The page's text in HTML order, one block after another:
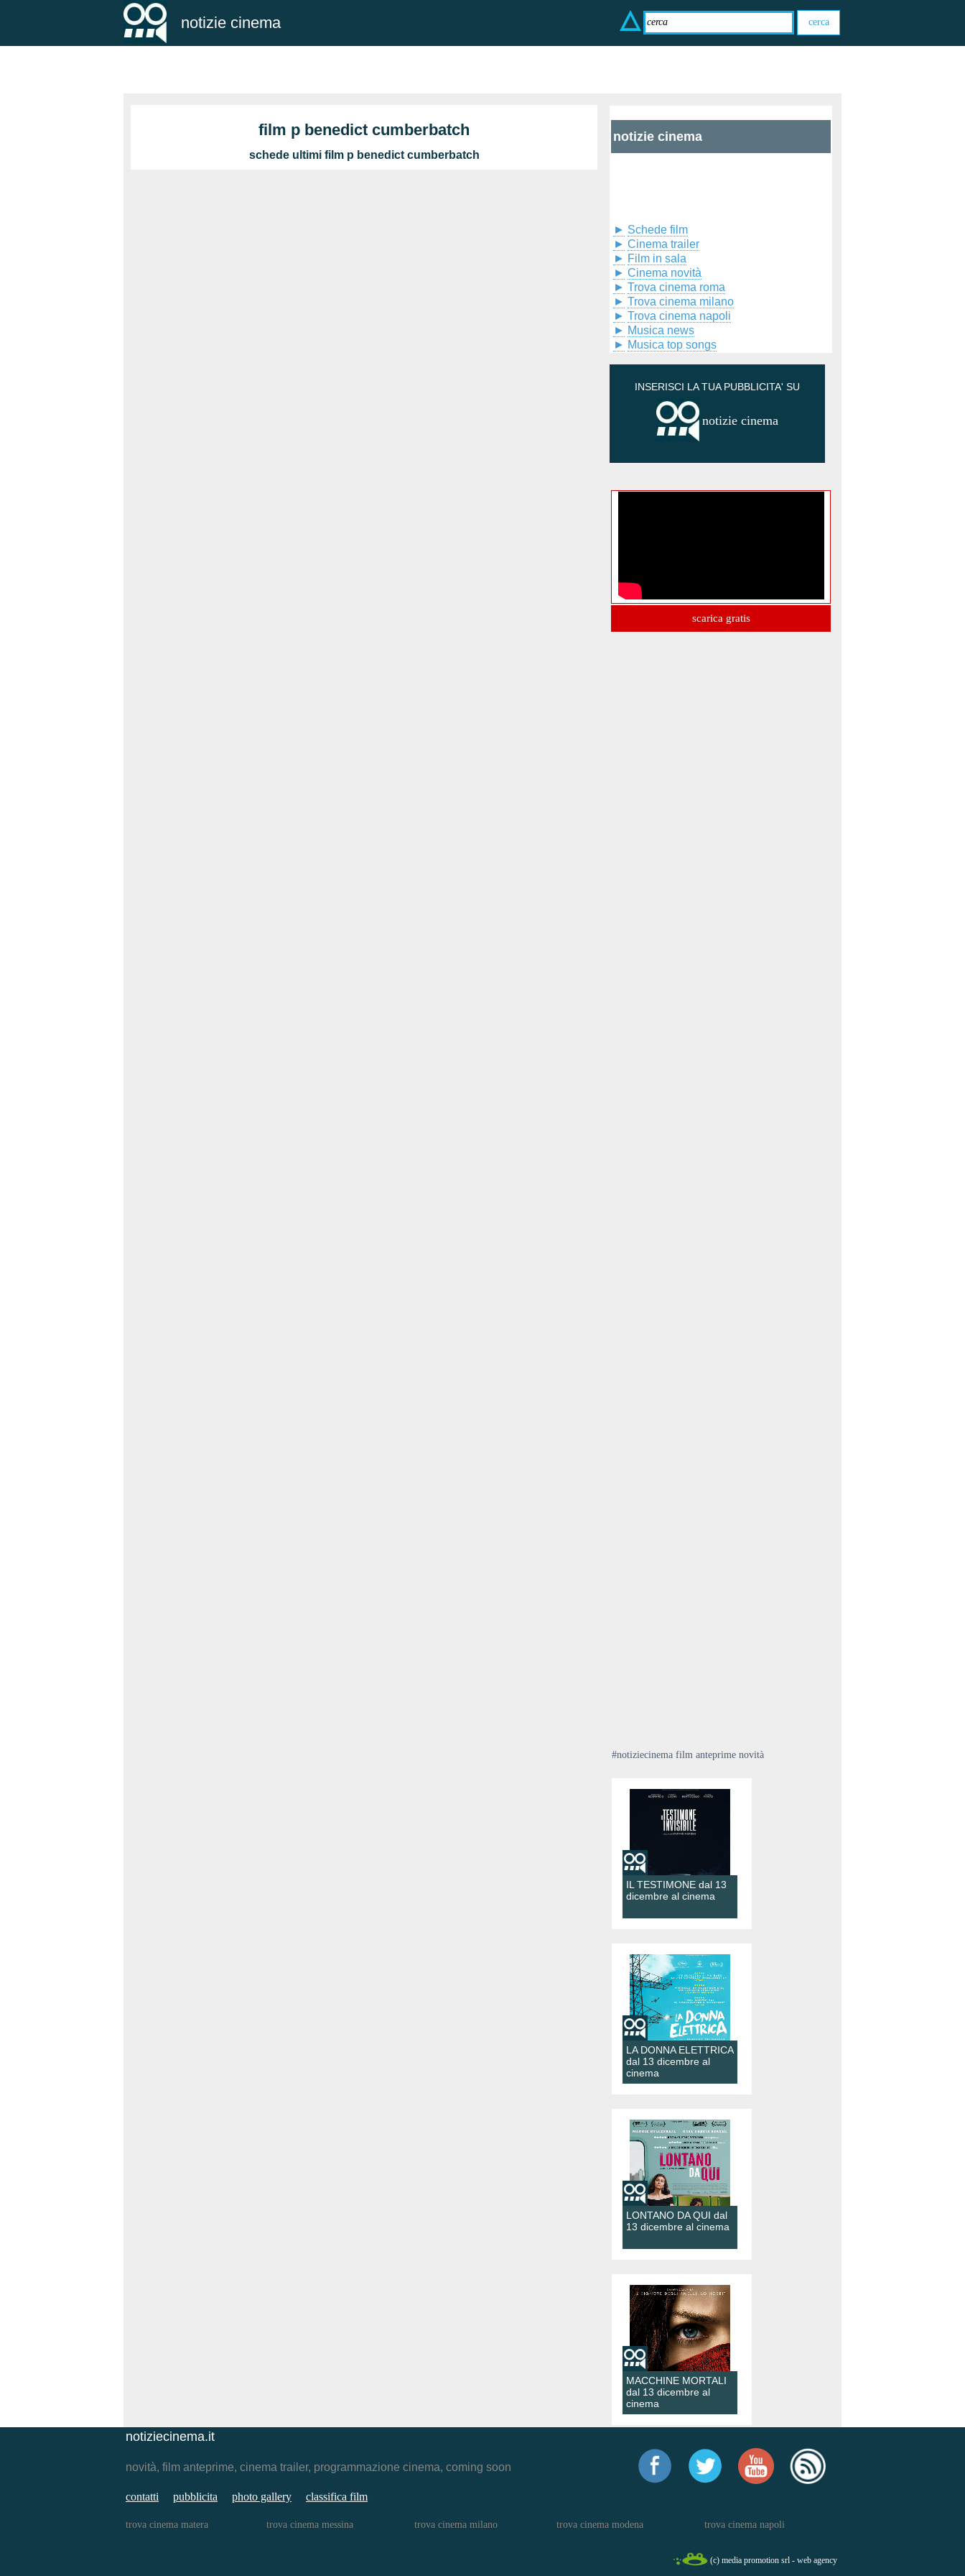
notizie cinema
film p benedict cumberbatch
schede ultimi film p benedict cumberbatch
notizie cinema
► Schede film
► Cinema trailer
► Film in sala
► Cinema novità
► Trova cinema roma
► Trova cinema milano
► Trova cinema napoli
► Musica news
► Musica top songs
INSERISCI LA TUA PUBBLICITA' SU
notizie cinema
scarica gratis
#notiziecinema film anteprime novità
IL TESTIMONE dal 13
dicembre al cinema
LA DONNA ELETTRICA
dal 13 dicembre al
cinema
LONTANO DA QUI dal
13 dicembre al cinema
MACCHINE MORTALI
dal 13 dicembre al
cinema
notiziecinema.it
novità, film anteprime, cinema trailer, programmazione cinema, coming soon
contatti pubblicita photo gallery classifica film
trova cinema matera trova cinema messina trova cinema milano trova cinema modena trova cinema napoli
(c) media promotion srl - web agency